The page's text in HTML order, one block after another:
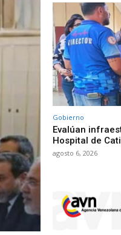
Gobierno
Evalúan
Hospital de
agosto 6, 2026